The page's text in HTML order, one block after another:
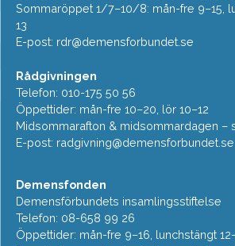
Sommaröppet 1/7–10/8: mån-fre 9–15,
13
E-post: rdr@demensforbundet.se
Rådgivningen
Telefon: 010-175 50 56
Öppettider: mån-fre 10–20, lör 10–12
Midsommarafton & midsommardagen –
E-post: radgivning@demensforbundet.se
Demensfonden
Demensförbundets insamlingsstiftelse
Telefon: 08-658 99 26
Öppettider: mån-fre 9–16, lunchstängt